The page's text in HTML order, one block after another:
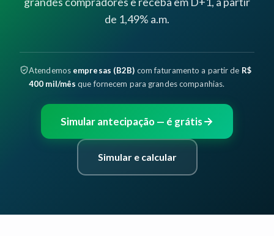
de 1,49% a.m.
Atendemos empresas (B2B) com faturamento a partir de R$
400 mil/mês que fornecem para grandes companhias.
Simular antecipação — é grátis
Simular e calcular